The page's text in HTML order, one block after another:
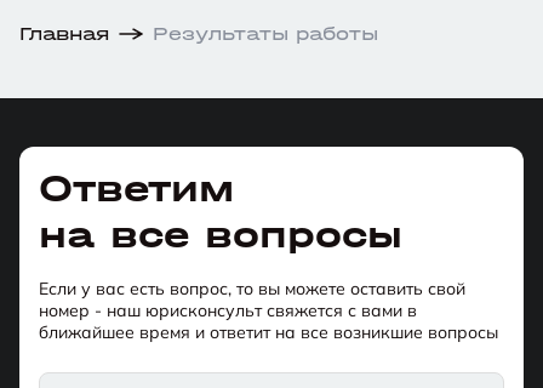
Главная Результаты работы
Ответим
на все вопросы
Если у вас есть вопрос, то вы можете оставить свой
номер - наш юрисконсульт свяжется с вами в
ближайшее время и ответит на все возникшие вопросы